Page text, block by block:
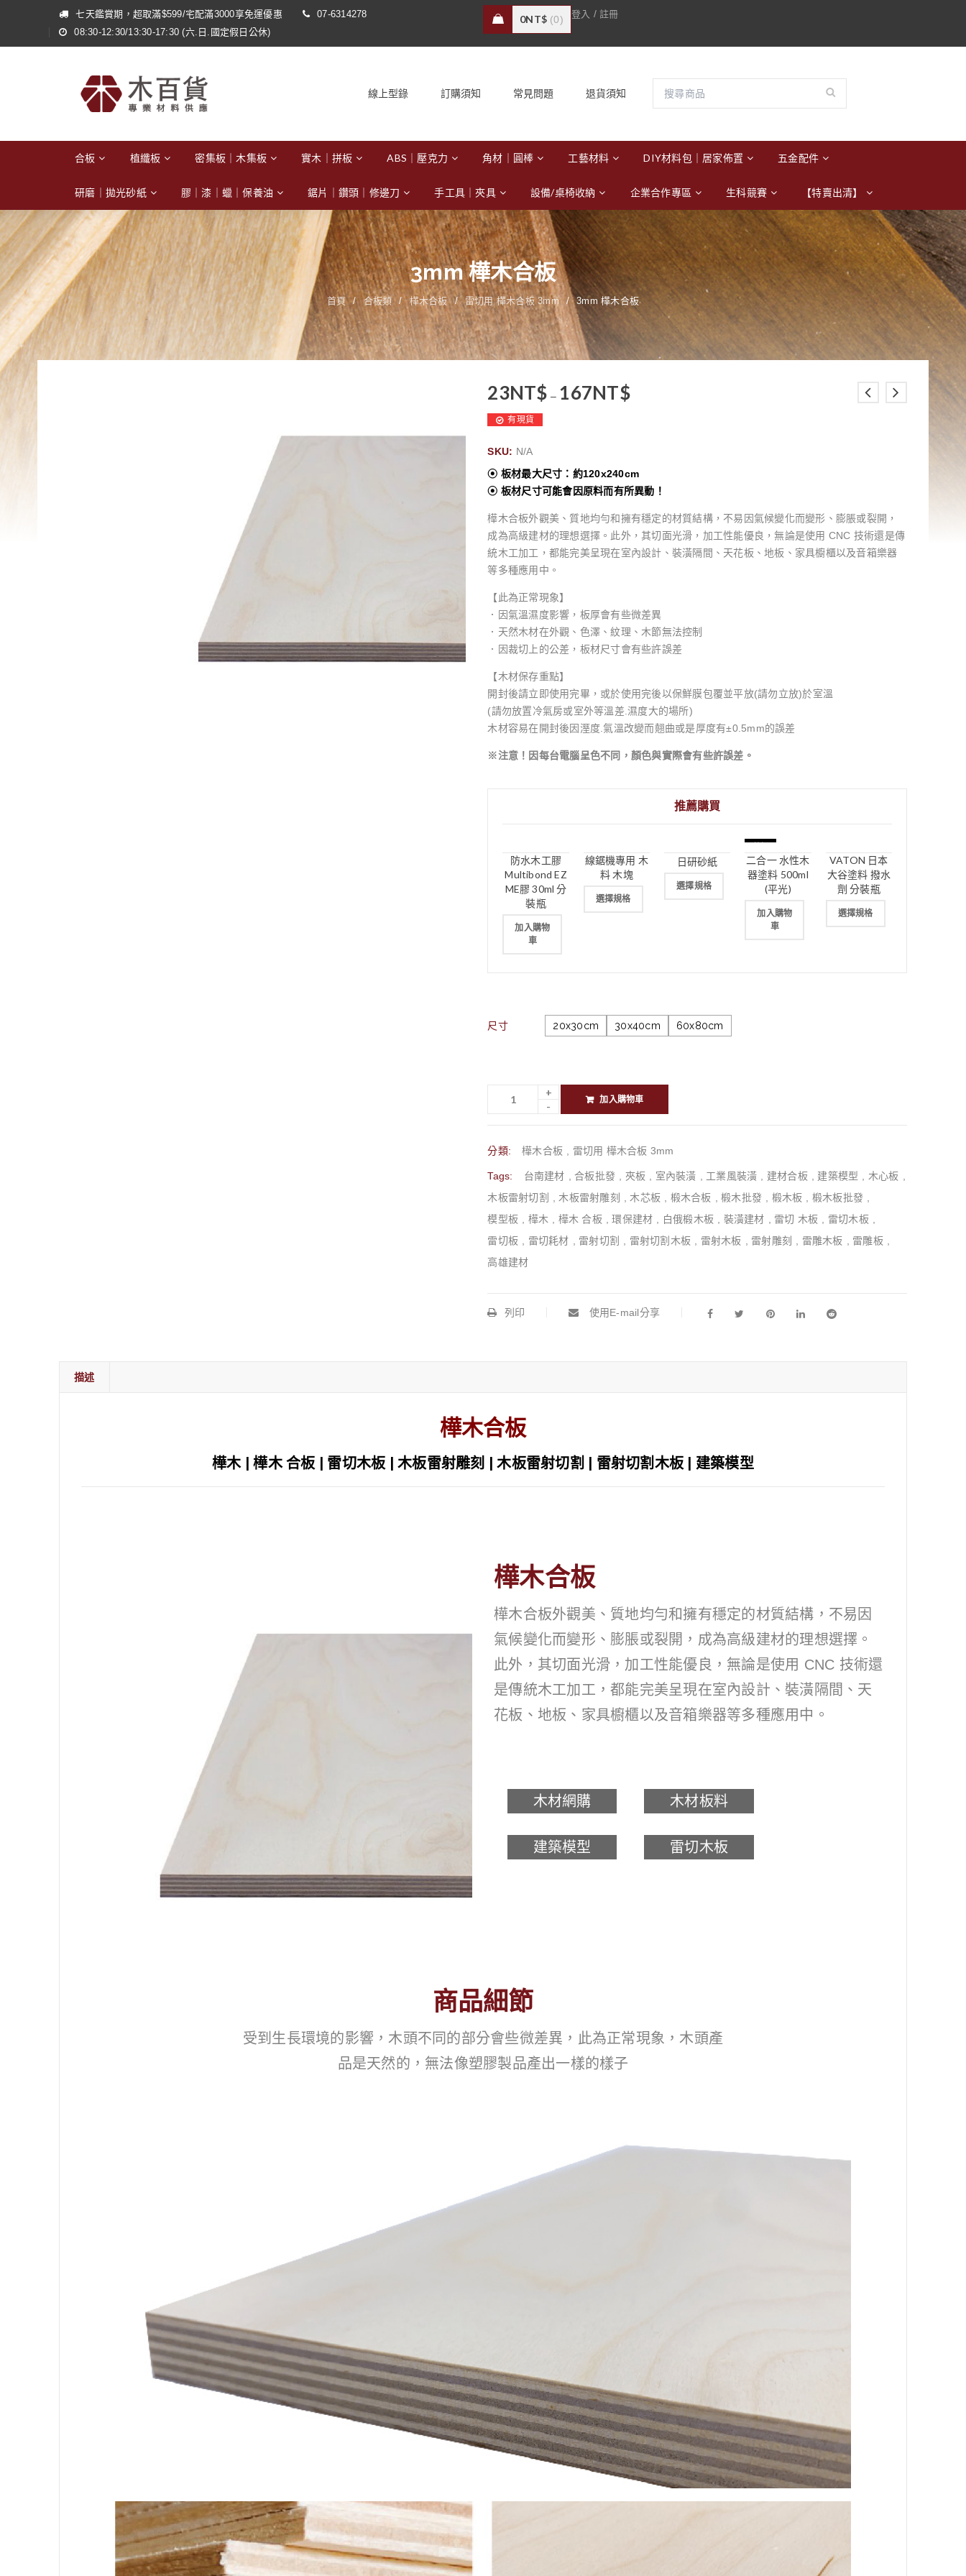
七天鑑賞期，超取滿$599/宅配滿3000享免運優惠
07-6314278
08:30-12:30/13:30-17:30 (六.日.國定假日公休)
0NT$ 0 登入 / 註冊
線上型錄 訂購須知 常見問題 退貨須知
合板 植纖板 密集板｜木集板 實木｜拼板 ABS｜壓克力 角材｜圓棒 工藝材料 DIY材料包｜居家佈置 五金配件
研磨｜拋光砂紙 膠｜漆｜蠟｜保養油 鋸片｜鑽頭｜修邊刀 手工具｜夾具 設備/桌椅收納 企業合作專區 生科競賽 【特賣出清】
3mm 樺木合板
首頁 / 合板類 / 樺木合板 / 雷切用 樺木合板 3mm / 3mm 樺木合板
23NT$ – 167NT$
有現貨
SKU: N/A
⦿ 板材最大尺寸：約120x240cm
⦿ 板材尺寸可能會因原料而有所異動！
樺木合板外觀美、質地均勻和擁有穩定的材質結構，不易因氣候變化而變形、膨脹或裂開，
成為高級建材的理想選擇。此外，其切面光滑，加工性能優良，無論是使用 CNC 技術還是傳
統木工加工，都能完美呈現在室內設計、裝潢隔間、天花板、地板、家具櫥櫃以及音箱樂器
等多種應用中。
【此為正常現象】
．因氣溫濕度影響，板厚會有些微差異
．天然木材在外觀、色澤、紋理、木節無法控制
．因裁切上的公差，板材尺寸會有些許誤差
【木材保存重點】
開封後請立即使用完畢，或於使用完後以保鮮膜包覆並平放(請勿立放)於室溫
(請勿放置冷氣房或室外等溫差.濕度大的場所)
木材容易在開封後因溼度.氣溫改變而翹曲或是厚度有±0.5mm的誤差
※注意！因每台電腦呈色不同，顏色與實際會有些許誤差。
推薦購買
防水木工膠
Multibond EZ
ME膠 30ml 分
裝瓶
加入購物
車
線鋸機專用 木
料 木塊
選擇規格
日研砂紙
選擇規格
二合一 水性木
器塗料 500ml
(平光)
加入購物
車
VATON 日本
大谷塗料 撥水
劑 分裝瓶
選擇規格
尺寸 20x30cm 30x40cm 60x80cm
加入購物車
分類: 樺木合板 雷切用 樺木合板 3mm
Tags: 台南建材 合板批發 夾板 室內裝潢 工業風裝潢 建材合板 建築模型 木心板
木板雷射切割‎
木板雷射雕刻 木芯板 椴木合板 ,椴木批發 椴木板 椴木板批發
模型板
樺木 樺木 合板 ,環保建材 白俄椴木板 裝潢建材 雷切 木板 雷切木板
雷切板
雷切耗材 雷射切割 雷射切割木板 雷射木板 雷射雕刻 雷雕木板 雷雕板
高雄建材
列印 使用E-mail分享
描述
樺木合板
樺木 | 樺木 合板 | 雷切木板 | 木板雷射雕刻 | 木板雷射切割‎ | 雷射切割木板 | 建築模型
樺木合板
樺木合板外觀美、質地均勻和擁有穩定的材質結構，不易因
氣候變化而變形、膨脹或裂開，成為高級建材的理想選擇。
此外，其切面光滑，加工性能優良，無論是使用 CNC 技術還
是傳統木工加工，都能完美呈現在室內設計、裝潢隔間、天
花板、地板、家具櫥櫃以及音箱樂器等多種應用中。
木材網購 木材板料
建築模型 雷切木板
商品細節
受到生長環境的影響，木頭不同的部分會些微差異，此為正常現象，木頭產
品是天然的，無法像塑膠製品產出一樣的樣子